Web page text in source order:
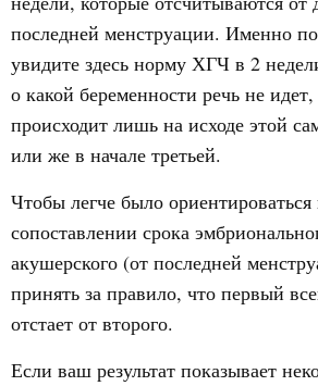
последней менструации. Именно
увидите здесь норму ХГЧ в 2
о какой беременности речь не
происходит лишь на исходе этой
или же в начале третьей.
Чтобы легче было ориентироваться
сопоставлении срока
акушерского (от последней
принять за правило, что первый
отстает от второго.
Если ваш результат показывает